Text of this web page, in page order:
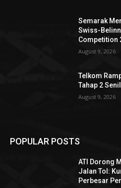
Semarak
Swiss-
Competition
August 9, 2026
Telkom
Tahap 2
August 9, 2026
POPULAR POSTS
ATI Dorong
Jalan Tol:
Perbesar